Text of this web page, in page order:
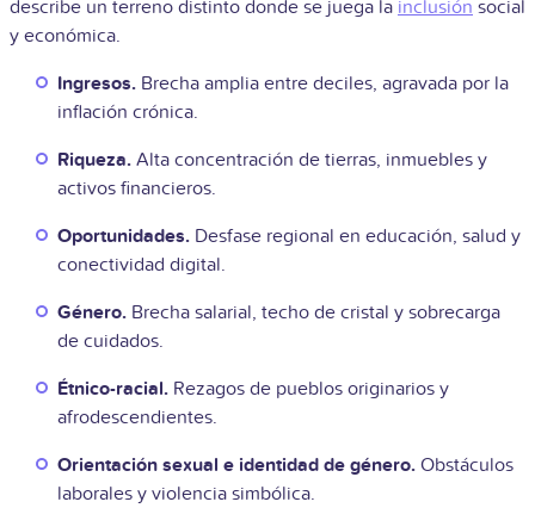
describe un terreno distinto donde se juega la inclusión social
y económica.
Ingresos. Brecha amplia entre deciles, agravada por la
inflación crónica.
Riqueza. Alta concentración de tierras, inmuebles y
activos financieros.
Oportunidades. Desfase regional en educación, salud y
conectividad digital.
Género. Brecha salarial, techo de cristal y sobrecarga
de cuidados.
Étnico-racial. Rezagos de pueblos originarios y
afrodescendientes.
Orientación sexual e identidad de género. Obstáculos
laborales y violencia simbólica.